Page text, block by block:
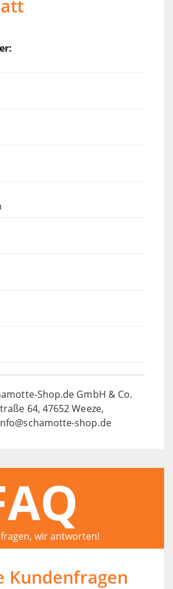
Shop.de GmbH & Co.
64, 47652 Weeze,
shop.de
fragen, wir antworten!
Kundenfragen